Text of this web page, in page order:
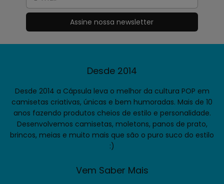
Desde 2014
Desde 2014 a Cápsula leva o melhor da cultura POP em
camisetas criativas, únicas e bem humoradas. Mais de 10
anos fazendo produtos cheios de estilo e personalidade.
Desenvolvemos camisetas, moletons, panos de prato,
brincos, meias e muito mais que são o puro suco do estilo
:)
Vem Saber Mais